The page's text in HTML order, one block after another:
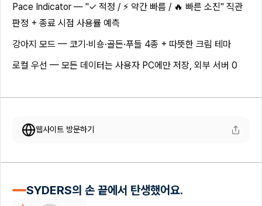
Pace Indicator — "✓ 적정 / ⚡ 약간 빠름 / 🔥 빠른 소진" 직관
판정 + 종료 시점 사용률 예측
강아지 모드 — 코기·비숑·골든·푸들 4종 + 따뜻한 크림 테마
로컬 우선 — 모든 데이터는 사용자 PC에만 저장, 외부 서버 0
웹사이트 방문하기
SYDERS의 손 끝에서 탄생했어요.